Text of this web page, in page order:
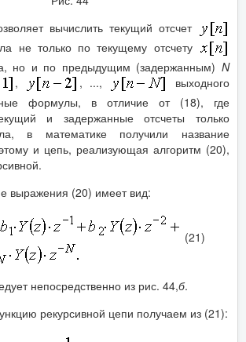
вычислить текущий отсчет
не только по текущему отсчету
но и по предыдущим (задержанным) N
, , ...,
выходного
формулы, в отличие от (18), где
и задержанные отсчеты только
в математике получили название
и цепь, реализующая алгоритм (20),
выражения (20) имеет вид:
(21)
непосредственно из рис. 44,б.
рекурсивной цепи получаем из (21):